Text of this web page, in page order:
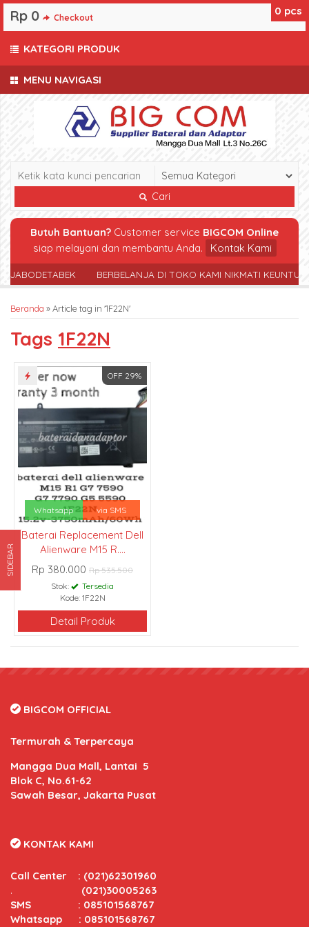
MENU NAVIGASI
Cari
Butuh Bantuan? Customer service BIGCOM Online
siap melayani dan membantu Anda.
Kontak Kami
JABODETABEK BERBELANJA DI TOKO KAMI NIKMATI
Beranda »Article tag in '1F22N'
Tags 1F22N
OFF 29%
Whatsapp via SMS
Baterai Replacement Dell
Alienware M15 R....
Rp 380.000 Rp 535.500
Stok:
Tersedia
Kode: 1F22N
Detail Produk
0 pcs
Rp 0 Checkout
KATEGORI PRODUK
SIDEBAR
BIGCOM OFFICIAL
Termurah & Terpercaya
Mangga Dua Mall, Lantai 5
Blok C, No.61-62
Sawah Besar, Jakarta Pusat
KONTAK KAMI
Call Center : (021)62301960
. (021)30005263
SMS : 085101568767
Whatsapp : 085101568767